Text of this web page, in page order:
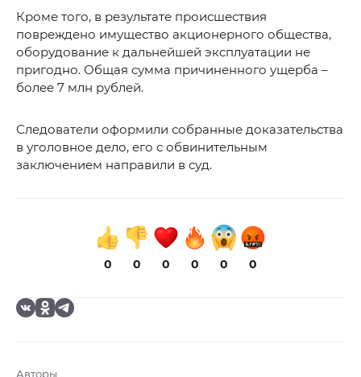
Кроме того, в результате происшествия
повреждено имущество акционерного общества,
оборудование к дальнейшей эксплуатации не
пригодно. Общая сумма причиненного ущерба –
более 7 млн рублей.
Следователи оформили собранные доказательства
в уголовное дело, его с обвинительным
заключением направили в суд.
0 0 0 0 0 0
Авторы